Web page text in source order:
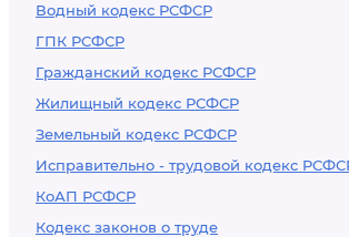
Водный кодекс РСФСР
ГПК РСФСР
Гражданский кодекс РСФСР
Жилищный кодекс РСФСР
Земельный кодекс РСФСР
Исправительно - трудовой кодекс
КоАП РСФСР
Кодекс законов о труде